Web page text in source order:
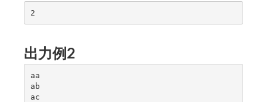
出力例2
aa
ab
ac